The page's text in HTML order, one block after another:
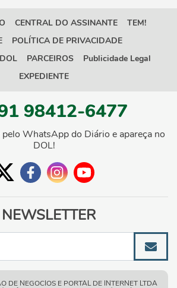
CENTRAL DO ASSINANTE
TEM!
POLÍTICA DE PRIVACIDADE
PARCEIROS
Publicidade Legal
EXPEDIENTE
98412-6477
pelo WhatsApp do Diário e apareça no
DOL!
NEWSLETTER
DE NEGOCIOS E PORTAL DE INTERNET LTDA